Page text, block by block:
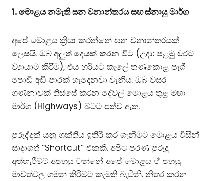
1. මොළය නමැති ඝන වනාන්තරය සහ ස්නායු මාර්ග
අපේ මොළය ක්‍රියා කරන්නේ ඝන වනාන්තරයක්
ලෙසයි. ඔබ අලුත් දෙයක් කරන විට (උදා: පළමු වරට
ව්‍යායාම කිරීම), එය හරියට කැලේ තණකොළ පෑගී
පොඩි අඩි පාරක් හැදෙනවා වැනිය. ඔබ වසර
ගණනාවක් තිස්සේ කරන දේවල් මොළය තුළ මහා
මාර්ග (Highways) බවට පත්ව ඇත.
පුරුද්දක් යනු ශක්තිය ඉතිරි කර ගැනීමට මොළය විසින්
සාදාගත් “Shortcut” එකකි. අපිට පරණ පුරුදු
අත්හැරීමට අපහසු වන්නේ අපේ මොළය ඒ පහසු
මාවත්වල ගමන් කිරීමට කැමති බැවිනි. නිතර කරන